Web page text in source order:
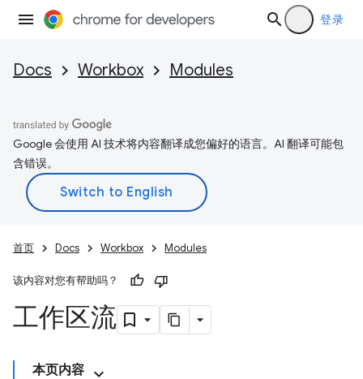
登录
Docs Workbox Modules
Google 会使用 AI 技术将内容翻译成您偏好的语言。AI 翻译可能包
含错误。
首页 Docs Workbox Modules
该内容对您有帮助吗？
工作区流
本页内容